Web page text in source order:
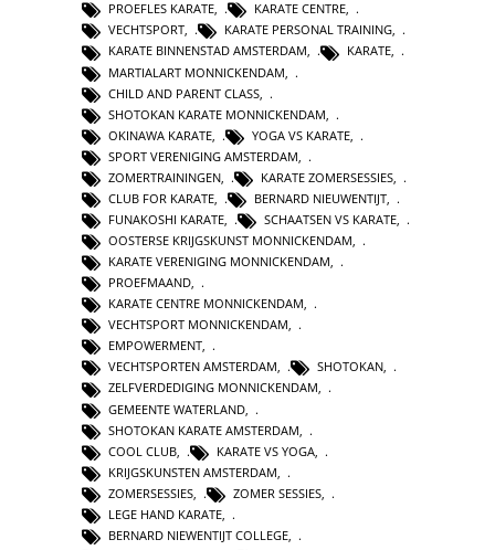
PROEFLES KARATE, KARATE CENTRE,
VECHTSPORT, KARATE PERSONAL TRAINING,
KARATE BINNENSTAD AMSTERDAM, KARATE,
MARTIALART MONNICKENDAM
CHILD AND PARENT CLASS
SHOTOKAN KARATE MONNICKENDAM
OKINAWA KARATE
YOGA VS KARATE
SPORT VERENIGING AMSTERDAM
ZOMERTRAININGEN
KARATE ZOMERSESSIES
CLUB FOR KARATE
BERNARD NIEUWENTIJT
FUNAKOSHI KARATE
SCHAATSEN VS KARATE
OOSTERSE KRIJGSKUNST MONNICKENDAM,
KARATE VERENIGING MONNICKENDAM,
PROEFMAAND,
KARATE CENTRE MONNICKENDAM,
VECHTSPORT MONNICKENDAM,
EMPOWERMENT,
VECHTSPORTEN AMSTERDAM, SHOTOKAN,
ZELFVERDEDIGING MONNICKENDAM,
GEMEENTE WATERLAND
SHOTOKAN KARATE AMSTERDAM
COOL CLUB
KARATE VS YOGA
KRIJGSKUNSTEN AMSTERDAM
ZOMERSESSIES
ZOMER SESSIES
LEGE HAND KARATE
BERNARD NIEWENTIJT COLLEGE